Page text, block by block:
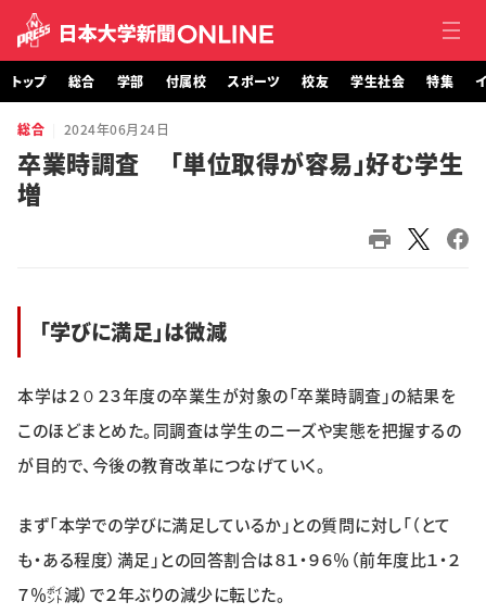
トップ
総合
校友
学生社会
特集・企画
イベント
トップ 総合 学部 付属校 スポーツ 校友 学生社会 特集
総合 2024年06月24日
卒業時調査 「単位取得が容易」好む学生
増
「学びに満足」は微減
本学は２０２３年度の卒業生が対象の「卒業時調査」の結果を
このほどまとめた。同調査は学生のニーズや実態を把握するの
が目的で、今後の教育改革につなげていく。
まず「本学での学びに満足しているか」との質問に対し「（とて
も・ある程度）満足」との回答割合は８１・９６％（前年度比１・２
７％㌽減）で２年ぶりの減少に転じた。